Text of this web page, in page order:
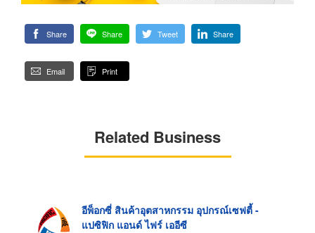
Share Share Tweet Share
Email Print
Related Business
อีพ็อกซี่ สินค้าอุตสาหกรรม อุปกรณ์เซฟตี้ -
แปซิฟิก แอนด์ ไฟร์ เออีซี